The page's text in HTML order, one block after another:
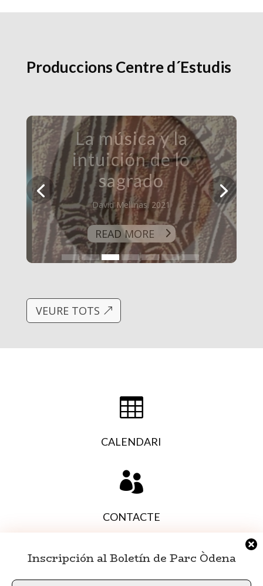
Produccions Centre d´Estudis
La identitat
intencional
Sasha Volkoff. 2018
READ MORE
VEURE TOTS

CALENDARI

CONTACTE
Inscripción al Boletín de Parc Òdena